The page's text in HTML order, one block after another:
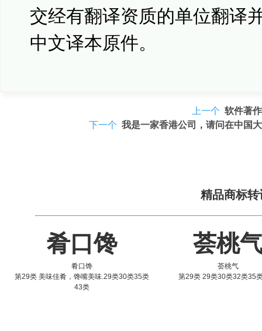
交经有翻译资质的单位翻译
中文译本原件。
上一个 软件著
下一个 我是一家香港公司，请问在中国
精品商标转
肴口馋
肴口馋
第29类 美味佳肴，馋嘴美味.29类30类35类
43类
荟桃
荟桃气
第29类 29类30类32类35